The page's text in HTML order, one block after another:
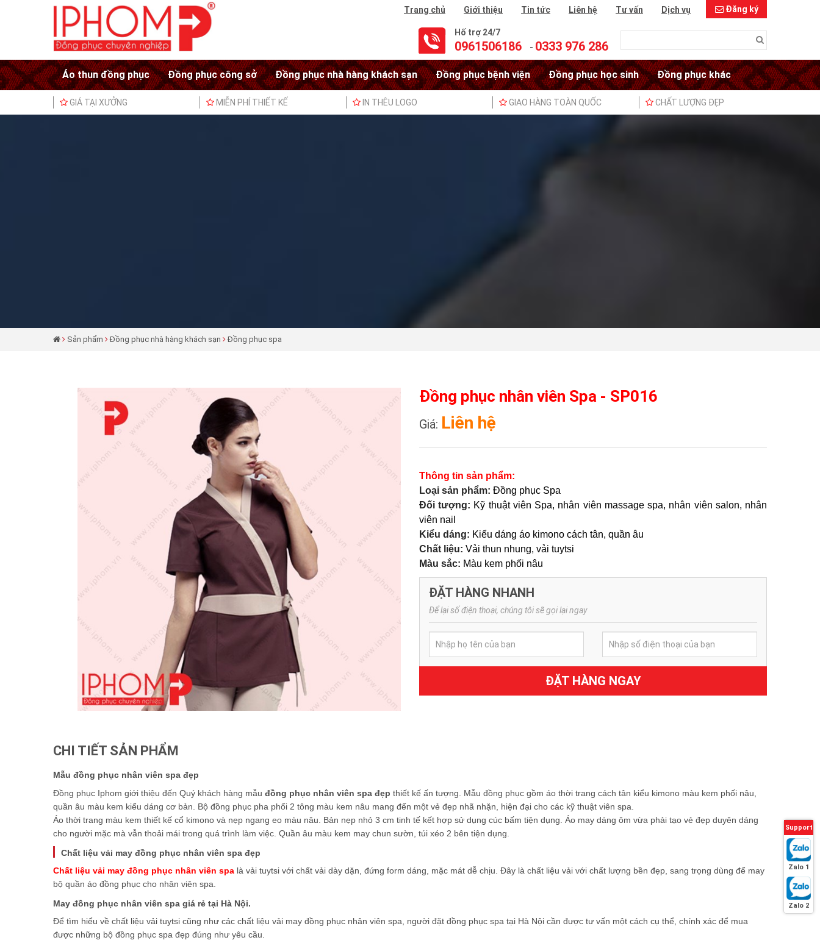
Đăng ký
Trang chủ Giới thiệu Tin tức Liên hệ Tư vấn Dịch vụ
Hố trợ 24/7
0961506186 - 0333 976 286
Áo thun đồng phục Đồng phục công sở Đồng phục nhà hàng khách sạn Đồng phục bệnh viện Đồng phục học sinh Đồng phục khác
GIÁ TẠI XƯỞNG MIỄN PHÍ THIẾT KẾ IN THÊU LOGO GIAO HÀNG TOÀN QUỐC CHẤT LƯỢNG ĐẸP
Sản phẩm Đồng phục nhà hàng khách sạn Đồng phục spa
Đồng phục nhân viên Spa - SP016
Giá: Liên hệ
Thông tin sản phẩm:
Loại sản phẩm: Đồng phục Spa
Đối tượng: Kỹ thuật viên Spa, nhân viên massage spa, nhân viên salon, nhân
viên nail
Kiểu dáng: Kiểu dáng áo kimono cách tân, quần âu
Chất liệu: Vải thun nhung, vải tuytsi
Màu sắc: Màu kem phối nâu
ĐẶT HÀNG NHANH
Để lại số điện thoại, chúng tôi sẽ gọi lại ngay
ĐẶT HÀNG NGAY
CHI TIẾT SẢN PHẨM
Mẫu đồng phục nhân viên spa đẹp
Đồng phục Iphom giới thiệu đến Quý khách hàng mẫu đồng phục nhân viên spa đẹp thiết kế ấn tượng. Mẫu đồng phục gồm áo thời trang cách tân kiểu kimono màu kem phối nâu,
quần âu màu kem kiểu dáng cơ bản. Bộ đồng phục pha phối 2 tông màu kem nâu mang đến một vẻ đẹp nhã nhặn, hiện đại cho các kỹ thuật viên spa.
Áo thời trang màu kem thiết kế cổ kimono và nẹp ngang eo màu nâu. Bản nẹp nhỏ 3 cm tinh tế kết hợp sử dụng cúc bấm tiện dụng. Áo may dáng ôm vừa phải tạo vẻ đẹp duyên dáng
cho người mặc mà vẫn thoải mái trong quá trình làm việc. Quần âu màu kem may chun sườn, túi xéo 2 bên tiện dụng.
Chất liệu vải may đồng phục nhân viên spa đẹp
Chất liệu vải may đồng phục nhân viên spa là vải tuytsi với chất vải dày dặn, đứng form dáng, mặc mát dễ chịu. Đây là chất liệu vải với chất lượng bền đẹp, sang trọng dùng để may
bộ quần áo đồng phục cho nhân viên spa.
May đồng phục nhân viên spa giá rẻ tại Hà Nội.
Để tìm hiểu về chất liệu vải tuytsi cũng như các chất liệu vải may đồng phục nhân viên spa, người đặt đồng phục spa tại Hà Nội cần được tư vấn một cách cụ thể, chính xác để mua
được những bộ đồng phục spa đẹp đúng như yêu cầu.
Support
Zalo 1
Zalo 2